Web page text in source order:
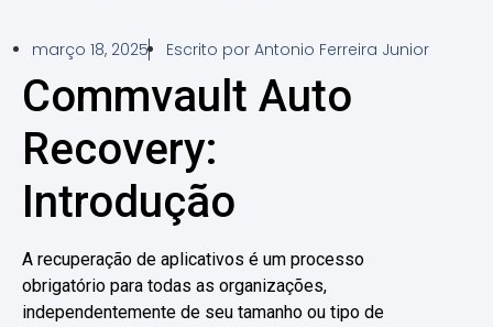
março 18, 2025 Escrito porAntonio Ferreira Junior
Commvault Auto
Recovery:
Introdução
A recuperação de aplicativos é um processo
obrigatório para todas as organizações,
independentemente de seu tamanho ou tipo de